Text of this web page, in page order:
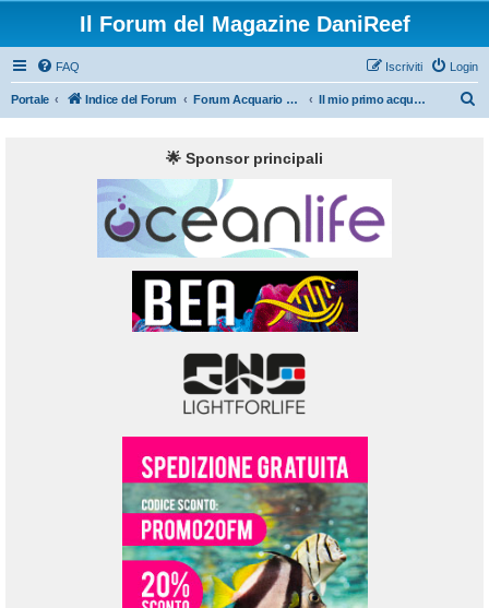
Il Forum del Magazine DaniReef
FAQ Login
Iscriviti
Portale Indice del Forum Forum Acquario Marino Il mio primo acquario marino
🌟 Sponsor principali